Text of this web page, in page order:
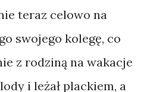
teraz celowo na
swojego kolegę, co
z rodziną na wakacje
i leżał plackiem, a